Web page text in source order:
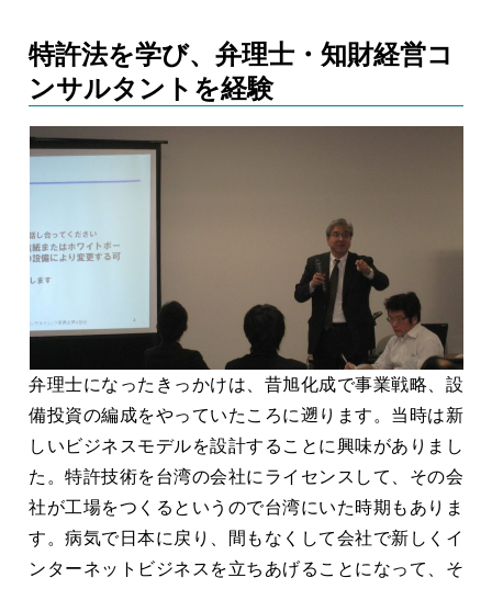
特許法を学び、弁理士・知財経営コ
ンサルタントを経験
弁理士になったきっかけは、昔旭化成で事業戦略、設
備投資の編成をやっていたころに遡ります。当時は新
しいビジネスモデルを設計することに興味がありまし
た。特許技術を台湾の会社にライセンスして、その会
社が工場をつくるというので台湾にいた時期もありま
す。病気で日本に戻り、間もなくして会社で新しくイ
ンターネットビジネスを立ちあげることになって、そ